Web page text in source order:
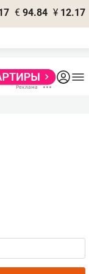
€ 94.84 ¥ 12.17